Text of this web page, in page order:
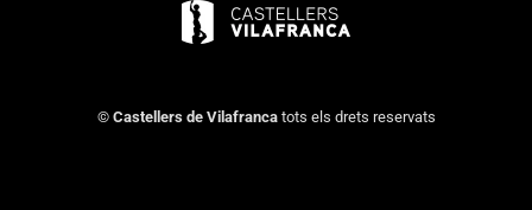
© Castellers de Vilafrancatots els drets reservats